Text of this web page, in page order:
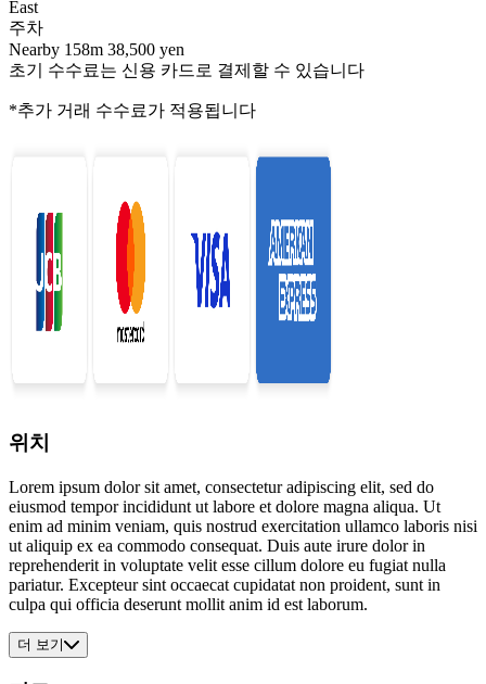
East
주차
Nearby 158m 38,500 yen
초기 수수료는 신용 카드로 결제할 수 있습니다
*추가 거래 수수료가 적용됩니다
위치
Lorem ipsum dolor sit amet, consectetur adipiscing elit, sed do
eiusmod tempor incididunt ut labore et dolore magna aliqua. Ut
enim ad minim veniam, quis nostrud exercitation ullamco laboris nisi
ut aliquip ex ea commodo consequat. Duis aute irure dolor in
reprehenderit in voluptate velit esse cillum dolore eu fugiat nulla
pariatur. Excepteur sint occaecat cupidatat non proident, sunt in
culpa qui officia deserunt mollit anim id est laborum.
더 보기